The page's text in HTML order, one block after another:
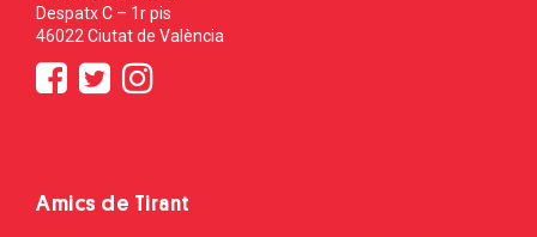
Despatx C – 1r pis
46022 Ciutat de València
Amics de Tirant